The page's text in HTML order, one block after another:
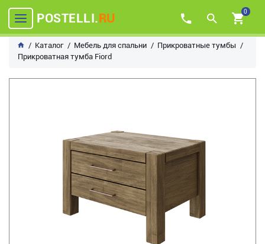
POSTELLI.RU 0
Каталог Мебель для спальни
Прикроватные тумбы
Прикроватная тумба Fiord